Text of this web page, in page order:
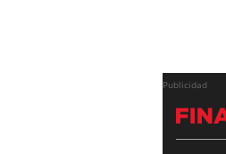
Publicidad